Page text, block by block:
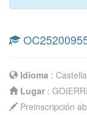
Idioma :
Lugar :
Preinscripción